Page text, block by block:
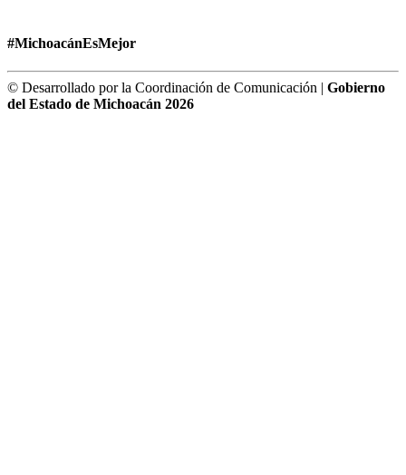
#MichoacánEsMejor
© Desarrollado por la Coordinación de Comunicación | Gobierno
del Estado de Michoacán 2026